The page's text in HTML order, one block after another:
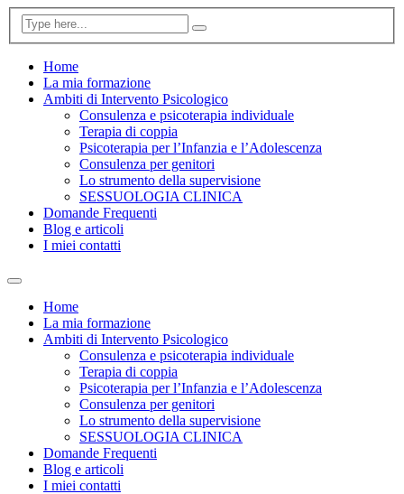
Home
La mia formazione
Ambiti di Intervento Psicologico
Consulenza e psicoterapia individuale
Terapia di coppia
Psicoterapia per l’Infanzia e l’Adolescenza
Consulenza per genitori
Lo strumento della supervisione
SESSUOLOGIA CLINICA
Domande Frequenti
Blog e articoli
I miei contatti
Home
La mia formazione
Ambiti di Intervento Psicologico
Consulenza e psicoterapia individuale
Terapia di coppia
Psicoterapia per l’Infanzia e l’Adolescenza
Consulenza per genitori
Lo strumento della supervisione
SESSUOLOGIA CLINICA
Domande Frequenti
Blog e articoli
I miei contatti